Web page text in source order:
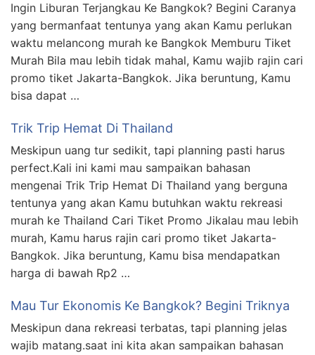
Ingin Liburan Terjangkau Ke Bangkok? Begini Caranya
yang bermanfaat tentunya yang akan Kamu perlukan
waktu melancong murah ke Bangkok Memburu Tiket
Murah Bila mau lebih tidak mahal, Kamu wajib rajin cari
promo tiket Jakarta-Bangkok. Jika beruntung, Kamu
bisa dapat …
Trik Trip Hemat Di Thailand
Meskipun uang tur sedikit, tapi planning pasti harus
perfect.Kali ini kami mau sampaikan bahasan
mengenai Trik Trip Hemat Di Thailand yang berguna
tentunya yang akan Kamu butuhkan waktu rekreasi
murah ke Thailand Cari Tiket Promo Jikalau mau lebih
murah, Kamu harus rajin cari promo tiket Jakarta-
Bangkok. Jika beruntung, Kamu bisa mendapatkan
harga di bawah Rp2 …
Mau Tur Ekonomis Ke Bangkok? Begini Triknya
Meskipun dana rekreasi terbatas, tapi planning jelas
wajib matang.saat ini kita akan sampaikan bahasan